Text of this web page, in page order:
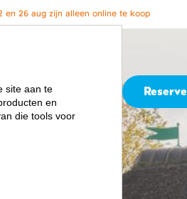
en 26 aug zijn alleen online te koop
site aan te
en
die tools voor